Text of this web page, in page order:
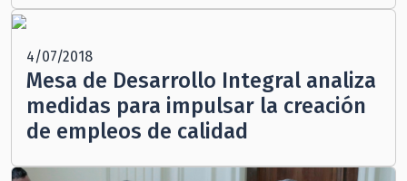
4/07/2018
Mesa de Desarrollo Integral analiza
medidas para impulsar la creación
de empleos de calidad